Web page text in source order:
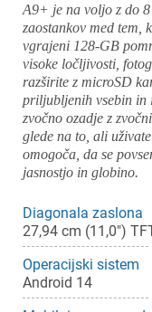
A9+ je na voljo z do
zaostankov med tem,
vgrajeni 128-GB
visoke ločljivosti,
razširite z microSD
priljubljenih vsebin in
zvočno ozadje z
glede na to, ali
omogoča, da se
jasnostjo in globino.
Diagonala zaslona
27,94 cm (11,0")
Operacijski sistem
Android 14